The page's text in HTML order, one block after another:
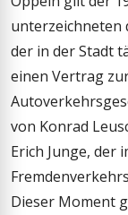
unterzeichneten
der in der Stadt
einen Vertrag
von Konrad
Erich Junge, der
Dieser Moment